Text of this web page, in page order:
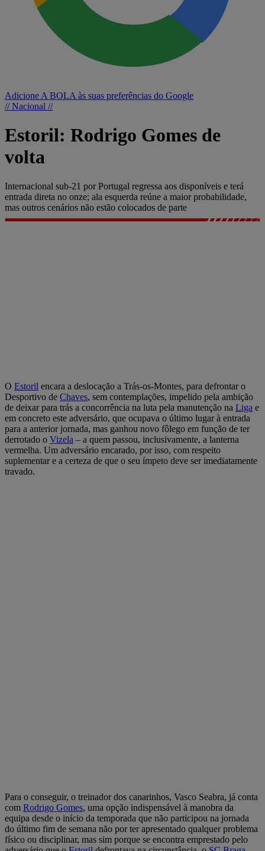
Adicione A BOLA às suas preferências do Google
// Nacional //
Estoril: Rodrigo Gomes de
volta
Internacional sub-21 por Portugal regressa aos disponíveis e terá
entrada direta no onze; ala esquerda reúne a maior probabilidade,
mas outros cenários não estão colocados de parte
O Estoril encara a deslocação a Trás-os-Montes, para defrontar o
Desportivo de Chaves, sem contemplações, impelido pela ambição
de deixar para trás a concorrência na luta pela manutenção na Liga e
em concreto este adversário, que ocupava o último lugar à entrada
para a anterior jornada, mas ganhou novo fôlego em função de ter
derrotado o Vizela – a quem passou, inclusivamente, a lanterna
vermelha. Um adversário encarado, por isso, com respeito
suplementar e a certeza de que o seu ímpeto deve ser imediatamente
travado.
Para o conseguir, o treinador dos canarinhos, Vasco Seabra, já conta
com Rodrigo Gomes, uma opção indispensável à manobra da
equipa desde o início da temporada que não participou na jornada
do último fim de semana não por ter apresentado qualquer problema
físico ou disciplinar, mas sim porque se encontra emprestado pelo